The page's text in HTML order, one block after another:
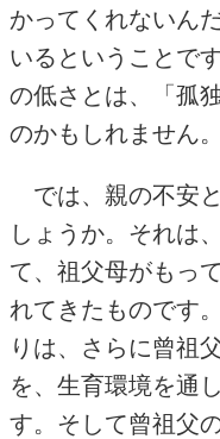
かってくれないん
いるということで
の低さとは、「孤
のかもしれません。
では、親の不安
しょうか。それは
て、祖父母がもっ
れてきたものです
りは、さらに曾祖
を、生育環境を通
す。そして曾祖父